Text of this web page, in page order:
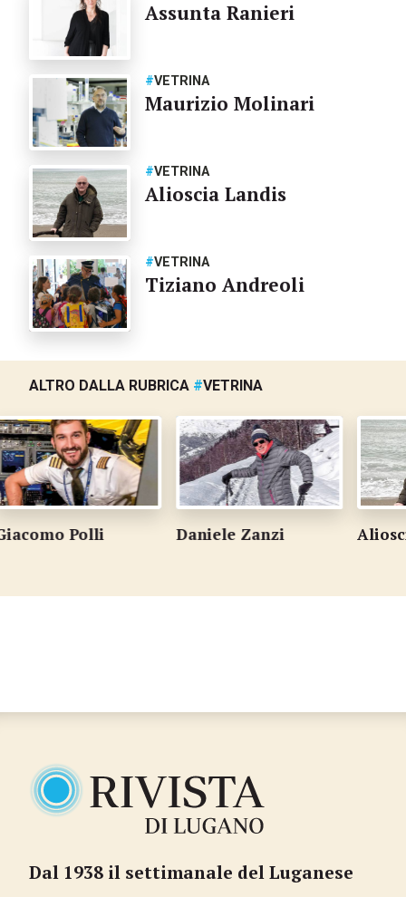
Assunta Ranieri
#VETRINA
Maurizio Molinari
#VETRINA
Alioscia Landis
#VETRINA
Tiziano Andreoli
ALTRO DALLA RUBRICA #VETRINA
Polli Daniele Zanzi Alioscia
…
Dal 1938 il settimanale del Luganese